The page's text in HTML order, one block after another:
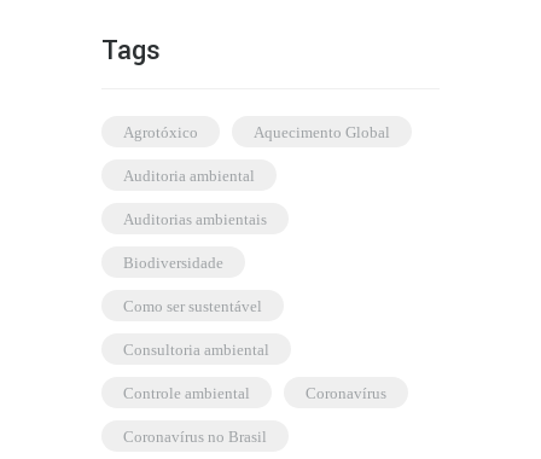
Tags
agrotóxico Aquecimento Global
auditoria ambiental
auditorias ambientais
biodiversidade
como ser sustentável
consultoria ambiental
controle ambiental coronavírus
coronavírus no Brasil